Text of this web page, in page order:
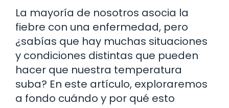
La mayoría de nosotros asocia la
fiebre con una enfermedad, pero
¿sabías que hay muchas situaciones
y condiciones distintas que pueden
hacer que nuestra temperatura
suba? En este artículo, exploraremos
a fondo cuándo y por qué esto